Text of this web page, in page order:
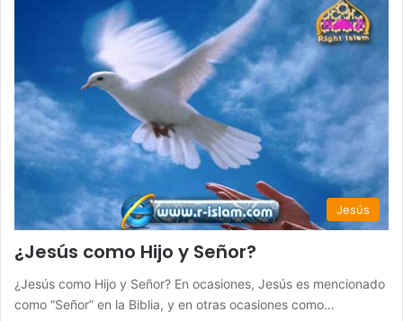
Jesús
¿Jesús como Hijo y Señor?
¿Jesús como Hijo y Señor? En ocasiones, Jesús es mencionado
como “Señor” en la Biblia, y en otras ocasiones como…